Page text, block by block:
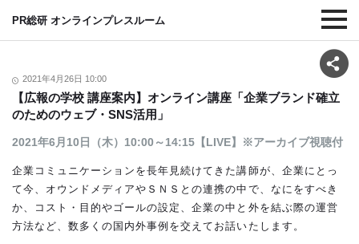
PR総研 オンラインプレスルーム
2021年4月26日 10:00
【広報の学校 講座案内】オンライン講座「企業ブランド確立
のためのウェブ・SNS活用」
2021年6月10日（木）10:00～14:15【LIVE】※アーカイブ視聴付
企業コミュニケーションを長年見続けてきた講師が、企業にとっ
て今、オウンドメディアやＳＮＳとの連携の中で、なにをすべき
か、コスト・目的やゴールの設定、企業の中と外を結ぶ際の運営
方法など、数多くの国内外事例を交えてお話いたします。